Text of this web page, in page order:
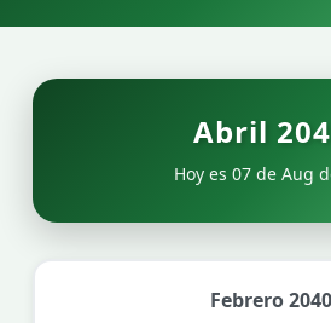
Abril
Hoy es 07 de Aug
Febrero 2040